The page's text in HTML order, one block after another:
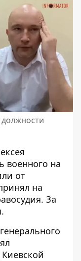
военного на
от
на
За